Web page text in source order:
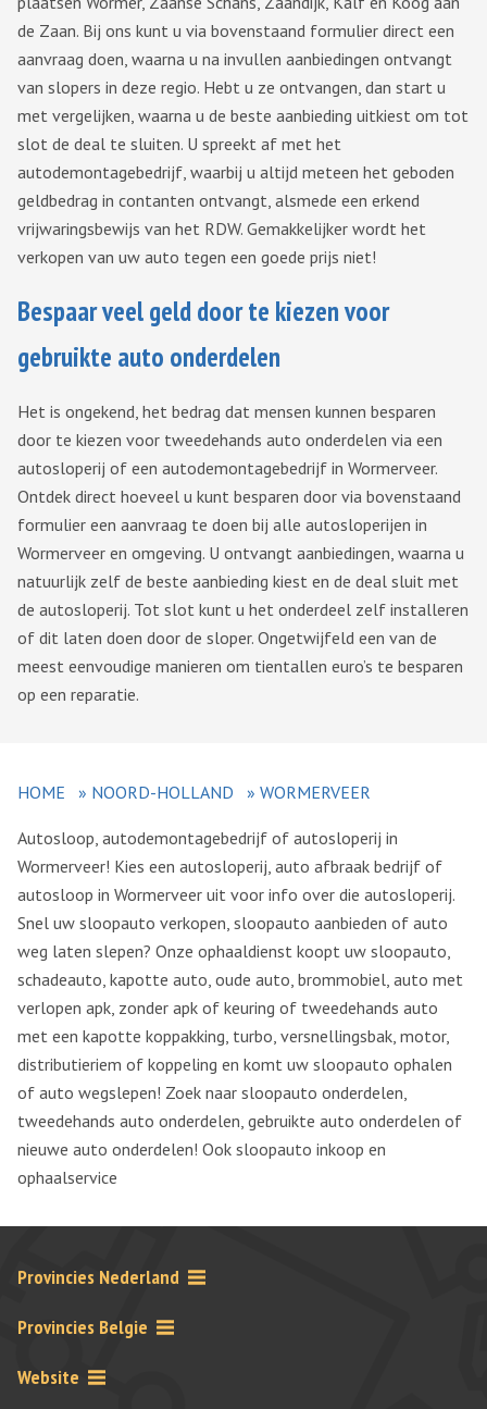
de Zaan. Bij ons kunt u via bovenstaand formulier direct een
aanvraag doen, waarna u na invullen aanbiedingen ontvangt
van slopers in deze regio. Hebt u ze ontvangen, dan start u
met vergelijken, waarna u de beste aanbieding uitkiest om tot
slot de deal te sluiten. U spreekt af met het
autodemontagebedrijf, waarbij u altijd meteen het geboden
geldbedrag in contanten ontvangt, alsmede een erkend
vrijwaringsbewijs van het RDW. Gemakkelijker wordt het
verkopen van uw auto tegen een goede prijs niet!
Bespaar veel geld door te kiezen voor
gebruikte auto onderdelen
Het is ongekend, het bedrag dat mensen kunnen besparen
door te kiezen voor tweedehands auto onderdelen via een
autosloperij of een autodemontagebedrijf in Wormerveer.
Ontdek direct hoeveel u kunt besparen door via bovenstaand
formulier een aanvraag te doen bij alle autosloperijen in
Wormerveer en omgeving. U ontvangt aanbiedingen, waarna u
natuurlijk zelf de beste aanbieding kiest en de deal sluit met
de autosloperij. Tot slot kunt u het onderdeel zelf installeren
of dit laten doen door de sloper. Ongetwijfeld een van de
meest eenvoudige manieren om tientallen euro’s te besparen
op een reparatie.
HOME » NOORD-HOLLAND » WORMERVEER
Autosloop, autodemontagebedrijf of autosloperij in
Wormerveer! Kies een autosloperij, auto afbraak bedrijf of
autosloop in Wormerveer uit voor info over die autosloperij.
Snel uw sloopauto verkopen, sloopauto aanbieden of auto
weg laten slepen? Onze ophaaldienst koopt uw sloopauto,
schadeauto, kapotte auto, oude auto, brommobiel, auto met
verlopen apk, zonder apk of keuring of tweedehands auto
met een kapotte koppakking, turbo, versnellingsbak, motor,
distributieriem of koppeling en komt uw sloopauto ophalen
of auto wegslepen! Zoek naar sloopauto onderdelen,
tweedehands auto onderdelen, gebruikte auto onderdelen of
nieuwe auto onderdelen! Ook sloopauto inkoop en
ophaalservice
Provincies Nederland
Provincies Belgie
Website